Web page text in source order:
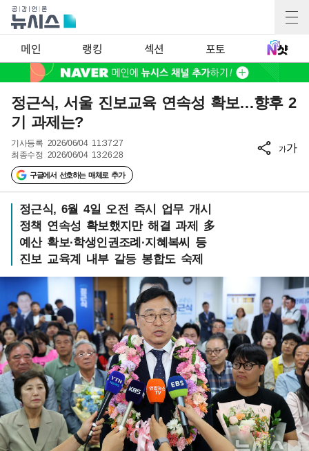
메인 랭킹 섹션 포토
정근식, 서울 진보교육 연속성 확보…향후 2
기 과제는?
기사등록 2026/06/04 11:37:27
최종수정 2026/06/04 13:26:28
구글에서 선호하는 매체로 추가
가가
정근식, 6월 4일 오전 즉시 업무 개시
정책 연속성 확보했지만 해결 과제 多
예산 확보·학생인권조례·지혜복씨 등
진보 교육계 내부 갈등 봉합도 숙제